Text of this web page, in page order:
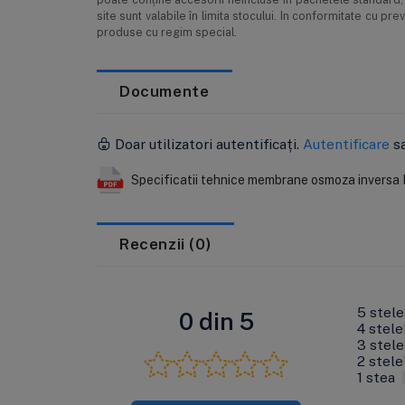
site sunt valabile în limita stocului. In conformitate cu
produse cu regim special.
Documente
Doar utilizatori autentificați. Autentificare
Specificatii tehnice membrane osmoza
Recenzii (0)
0 din 5 5 stele
4 stele
3 stele
2 stele
1 stea